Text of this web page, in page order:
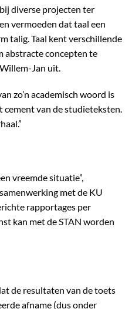
diverse projecten ter
vermoeden dat taal een
talig. Taal kent verschillende
abstracte concepten te
Jan uit.
zo’n academisch woord is
cement van de studieteksten.
vreemde situatie”,
met de KU
rapportages per
kan met de STAN worden
de resultaten van de toets
afname (dus onder